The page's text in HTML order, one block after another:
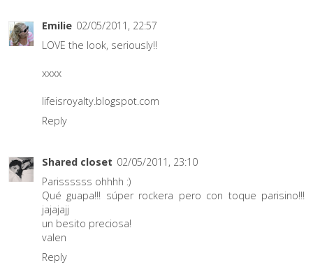
Emilie 02/05/2011, 22:57
LOVE the look, seriously!!
xxxx
lifeisroyalty.blogspot.com
Reply
Shared closet 02/05/2011, 23:10
Parissssss ohhhh :)
Qué guapa!!! súper rockera pero con toque parisino!!!
jajajajj
un besito preciosa!
valen
Reply